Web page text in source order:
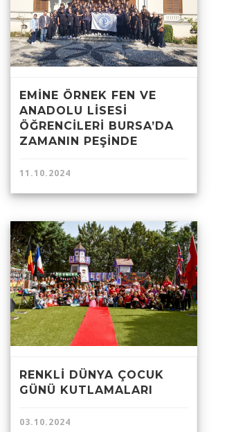
EMİNE ÖRNEK FEN VE
ANADOLU LİSESİ
ÖĞRENCİLERİ BURSA’DA
ZAMANIN PEŞİNDE
11.10.2024
RENKLİ DÜNYA ÇOCUK
GÜNÜ KUTLAMALARI
03.10.2024